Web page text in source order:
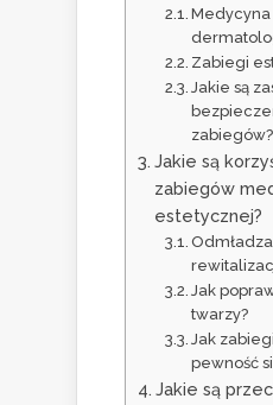
Medycyna
Zabiegi
Jakie są
zabiegów?
Jakie są
zabiegów
estetycznej?
Jak
twarzy?
Jak
pewność
Jakie są